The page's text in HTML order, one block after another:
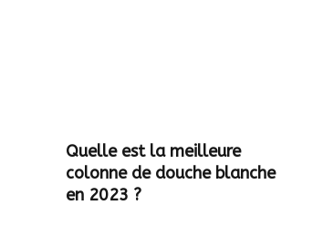
Quelle est la meilleure
colonne de douche blanche
en 2023 ?